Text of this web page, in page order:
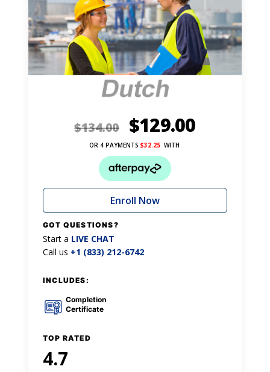
$134.00 $129.00
OR 4 PAYMENTS $32.25WITH
Enroll Now
GOT QUESTIONS?
Start a LIVE CHAT
Call us +1 (833) 212-6742
INCLUDES:
Completion
Certificate
TOP RATED
4.7